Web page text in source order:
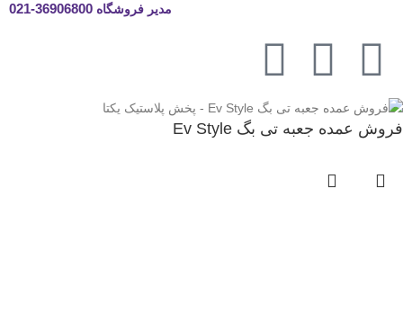
مدیر فروشگاه 36906800-021
فروش عمده جعبه تی بگ Ev Style